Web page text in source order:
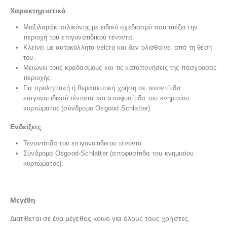
Χαρακτηριστικά
Μαξιλαράκι σιλικόνης με ειδικό σχεδιασμό που πιέζει την
περιοχή του επιγονατιδικού τένοντα.
Κλείνει με αυτοκόλλητο velcro και δεν ολισθαίνει από τη θέση
του.
Μειώνει τους κραδασμούς και τις καταπονήσεις της πάσχουσας
περιοχής.
Για προληπτική ή θεραπευτική χρήση σε τενοντίτιδα
επιγονατιδικού τένοντα και αποφυσίτιδα του κνημιαίου
κυρτώματος (σύνδρομο Osgood Schlatter)
Ενδείξεις
Τενοντίτιδα του επιγονατιδικού τένοντα.
Σύνδρομο Osgood-Schlatter (αποφυσίτιδα του κνημιαίου
κυρτώματος).
Μεγέθη
Διατίθεται σε ένα μέγεθος κοινό για όλους τους χρήστες.